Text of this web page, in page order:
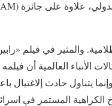
والمثير في فيلم
العالمية أن فيلمه
يتناول حادث إلاغتيال
المستمر في